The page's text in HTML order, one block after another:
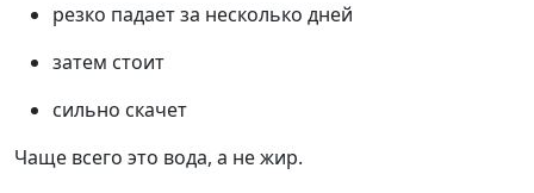
резко падает за несколько дней
затем стоит
сильно скачет
Чаще всего это вода, а не жир.